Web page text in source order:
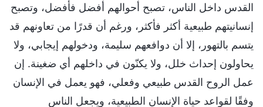
القدس داخل الناس، تصبح أحوالهم أفضل فأفضل، وتصبح
إنسانيتهم طبيعية أكثر فأكثر، ورغم أن قدرًا من تعاونهم قد
يتسم بالتهور، إلا أن دوافعهم سليمة، ودخولهم إيجابي، ولا
يحاولون إحداث خلل، ولا يكنّون في داخلهم أي ضغينة. إن
عمل الروح القدس طبيعي وفعلي، فهو يعمل في الإنسان
وفقًا لقواعد حياة الإنسان الطبيعية، ويجعل الناس